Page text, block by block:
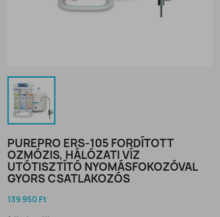
PUREPRO ERS-105 FORDÍTOTT
OZMÓZIS, HÁLÓZATI VÍZ
UTÓTISZTÍTÓ NYOMÁSFOKOZÓVAL
GYORS CSATLAKOZÓS
139 950 Ft